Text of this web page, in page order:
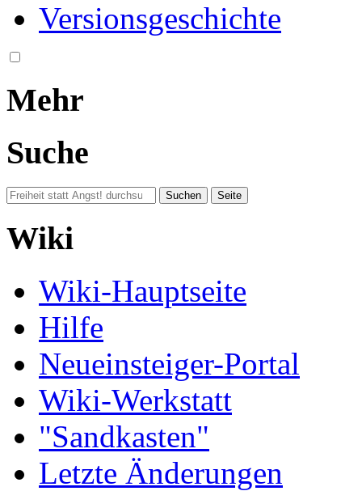
Versionsgeschichte
Mehr
Suche
Wiki
Wiki-Hauptseite
Hilfe
Neueinsteiger-Portal
Wiki-Werkstatt
"Sandkasten"
Letzte Änderungen